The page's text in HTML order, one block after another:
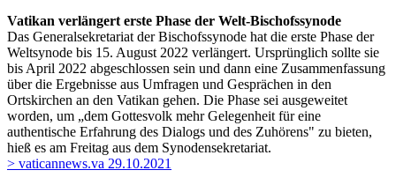
Vatikan verlängert erste Phase der Welt-Bischofssynode
Das Generalsekretariat der Bischofssynode hat die erste Phase der
Weltsynode bis 15. August 2022 verlängert. Ursprünglich sollte sie
bis April 2022 abgeschlossen sein und dann eine Zusammenfassung
über die Ergebnisse aus Umfragen und Gesprächen in den
Ortskirchen an den Vatikan gehen. Die Phase sei ausgeweitet
worden, um „dem Gottesvolk mehr Gelegenheit für eine
authentische Erfahrung des Dialogs und des Zuhörens" zu bieten,
hieß es am Freitag aus dem Synodensekretariat.
> vaticannews.va 29.10.2021